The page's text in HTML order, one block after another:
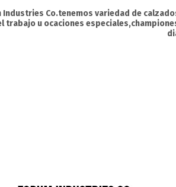
Industries Co.tenemos variedad de
trabajo u ocaciones